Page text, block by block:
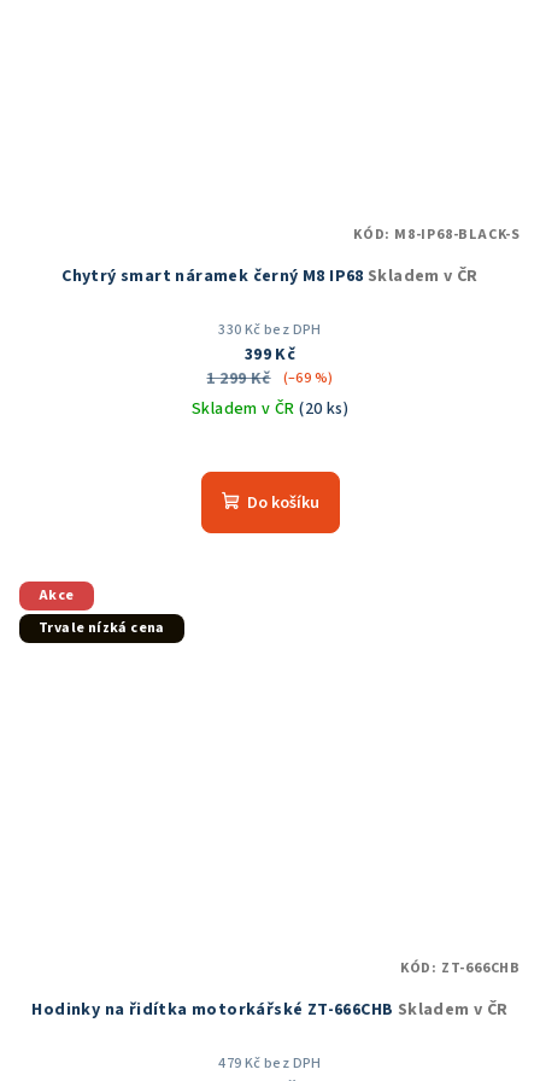
Chytrý smart náramek černý M8 IP68 Skladem v ČR
330 Kč bez DPH
399 Kč
1 299 Kč
(–69 %)
Skladem v ČR(20 ks)
Do košíku
KÓD: M8-IP68-BLACK-S
Akce
Trvale nízká cena
Hodinky na řidítka motorkářské ZT-666CHB Skladem v ČR
479 Kč bez DPH
KÓD: ZT-666CHB